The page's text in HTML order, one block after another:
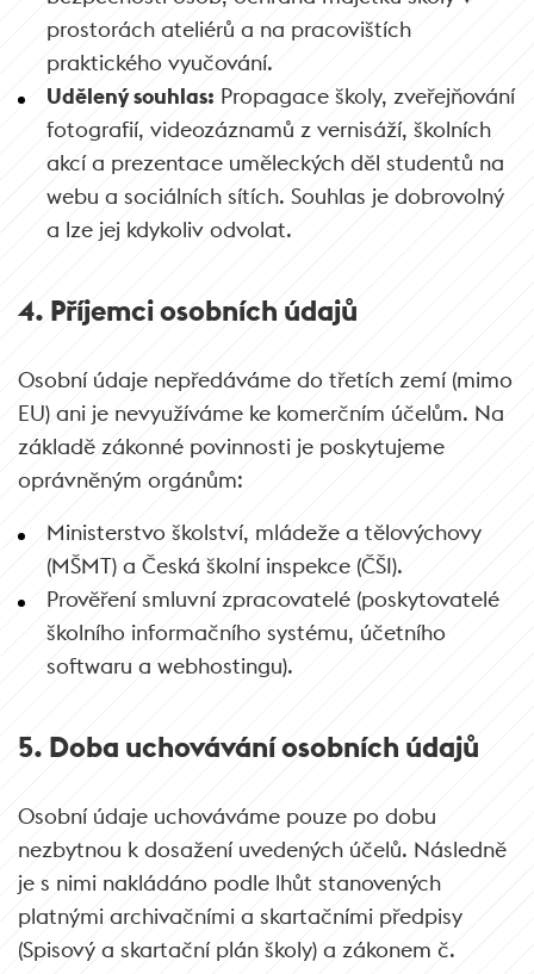
prostorách ateliérů a na pracovištích
praktického vyučování.
Udělený souhlas: Propagace školy, zveřejňování
fotografií, videozáznamů z vernisáží, školních
akcí a prezentace uměleckých děl studentů na
webu a sociálních sítích. Souhlas je dobrovolný
a lze jej kdykoliv odvolat.
4. Příjemci osobních údajů
Osobní údaje nepředáváme do třetích zemí (mimo
EU) ani je nevyužíváme ke komerčním účelům. Na
základě zákonné povinnosti je poskytujeme
oprávněným orgánům:
Ministerstvo školství, mládeže a tělovýchovy
(MŠMT) a Česká školní inspekce (ČŠI).
Prověření smluvní zpracovatelé (poskytovatelé
školního informačního systému, účetního
softwaru a webhostingu).
5. Doba uchovávání osobních údajů
Osobní údaje uchováváme pouze po dobu
nezbytnou k dosažení uvedených účelů. Následně
je s nimi nakládáno podle lhůt stanovených
platnými archivačními a skartačními předpisy
(Spisový a skartační plán školy) a zákonem č.